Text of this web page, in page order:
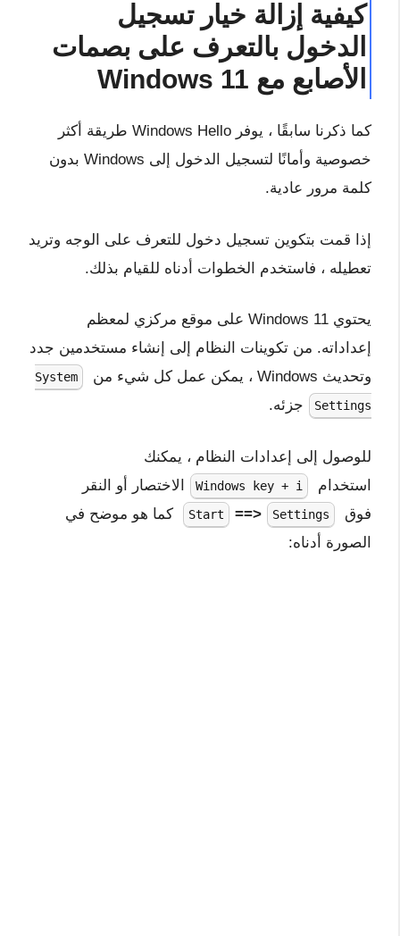
كيفية إزالة خيار تسجيل
الدخول بالتعرف على بصمات
الأصابع مع Windows 11
كما ذكرنا سابقًا ، يوفر Windows Hello طريقة أكثر
خصوصية وأمانًا لتسجيل الدخول إلى Windows بدون
كلمة مرور عادية.
إذا قمت بتكوين تسجيل دخول للتعرف على الوجه وتريد
تعطيله ، فاستخدم الخطوات أدناه للقيام بذلك.
يحتوي Windows 11 على موقع مركزي لمعظم
إعداداته. من تكوينات النظام إلى إنشاء مستخدمين جدد
وتحديث Windows ، يمكن عمل كل شيء من
System
Settings
جزئه.
للوصول إلى إعدادات النظام ، يمكنك
استخدام
Windows key + i
الاختصار أو النقر
فوق
Start ==> Settings
كما هو موضح في
الصورة أدناه: